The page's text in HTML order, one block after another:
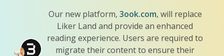
Our new platform, 3ook.com, will replace
Liker Land and provide an enhanced
reading experience. Users are required to
migrate their content to ensure their